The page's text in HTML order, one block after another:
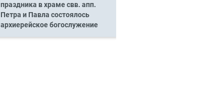
праздника в храме свв. апп.
Петра и Павла состоялось
архиерейское богослужение